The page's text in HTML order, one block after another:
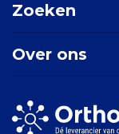
Nieuws
E-learning:
Mondgezondheid
Zoeken
Zoek een indicatie
Zoek een nutriënt
Over ons
Vitals
Vitale Kennis